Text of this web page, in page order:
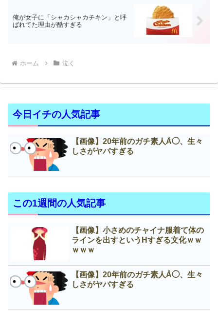
俺が女子に「シャカシャカチキン」と呼
ばれてた理由が酷すぎる
ホーム 泣く
今日イチの人気記事
【画像】20年前のガチ素人Å◯、生々
しさがヤバすぎる
この1週間の人気記事
【画像】小さめのチャイナ服着て体の
ラインを出すというНすぎる文化ｗｗ
ｗｗｗ
【画像】20年前のガチ素人Å◯、生々
しさがヤバすぎる